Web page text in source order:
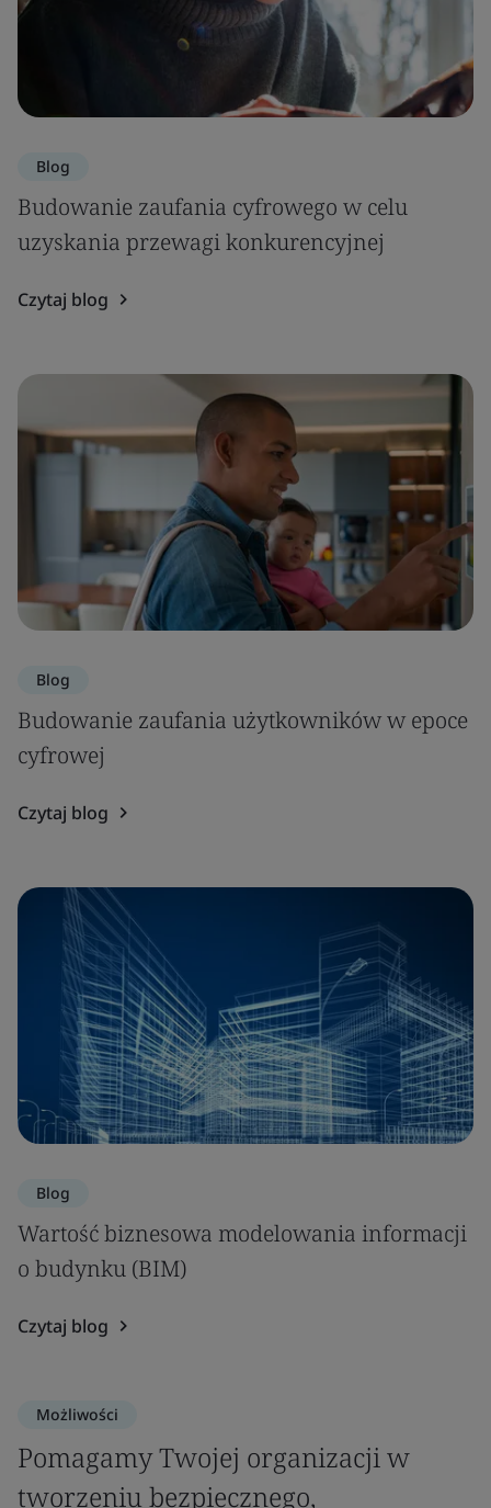
Blog
Budowanie zaufania cyfrowego w celu
uzyskania przewagi konkurencyjnej
Czytaj blog
Blog
Budowanie zaufania użytkowników w epoce
cyfrowej
Czytaj blog
Blog
Wartość biznesowa modelowania informacji
o budynku (BIM)
Czytaj blog
Możliwości
Pomagamy Twojej organizacji w
tworzeniu bezpiecznego,